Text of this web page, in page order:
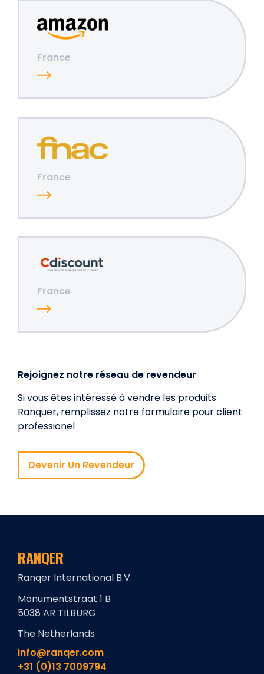
France
France
France
Rejoignez notre réseau de revendeur
Si vous êtes intéressé à vendre les produits
Ranquer, remplissez notre formulaire pour client
professionel
Devenir Un Revendeur
RANQER
Ranqer International B.V.
Monumentstraat 1 B
5038 AR TILBURG
The Netherlands
info@ranqer.com
+31 (0)13 7009794